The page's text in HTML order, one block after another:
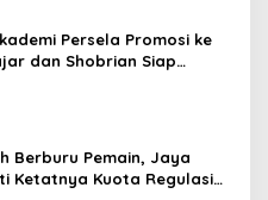
Persela Promosi ke
dan Shobrian Siap
Berburu Pemain, Jaya
Ketatnya Kuota Regulasi